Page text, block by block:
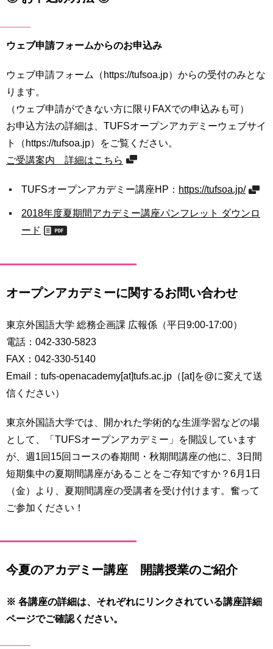
ウェブ申請フォームからのお申込み
ウェブ申請フォーム（https://tufsoa.jp）からの受付のみとな
ります。
（ウェブ申請ができない方に限りFAXでの申込みも可）
お申込方法の詳細は、TUFSオープンアカデミーウェブサイ
ト（https://tufsoa.jp）をご覧ください。
ご受講案内 詳細はこちら
TUFSオープンアカデミー講座HP： https://tufsoa.jp/
2018年度夏期間アカデミー講座パンフレット ダウンロ
ード
オープンアカデミーに関するお問い合わせ
東京外国語大学 総務企画課 広報係（平日9:00-17:00）
電話：042-330-5823
FAX：042-330-5140
Email：tufs-openacademy[at]tufs.ac.jp（[at]を@に変えて送
信ください）
東京外国語大学では、開かれた学術的な生涯学習などの場
として、「TUFSオープンアカデミー」を開設しています
が、週1回15回コースの春期間・秋期間講座の他に、3日間
短期集中の夏期間講座があることをご存知ですか？6月1日
（金）より、夏期間講座の受講者を受け付けます。奮って
ご参加ください！
今夏のアカデミー講座 開講授業のご紹介
※ 各講座の詳細は、それぞれにリンクされている講座詳細
ページでご確認ください。